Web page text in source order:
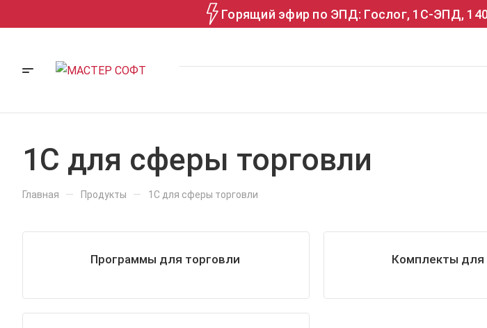
Горящий эфир по ЭПД: Гослог, 1С-ЭПД,
1С для сферы торговли
Главная — Продукты — 1С для сферы торговли
Программы для торговли Комплекты для